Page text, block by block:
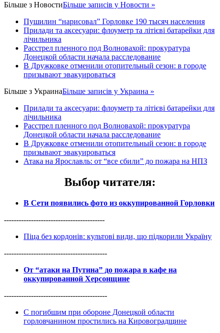
Більше з НовостиБільше записів у Новости »
Пушилин “нарисовал” Горловке 190 тысяч населения
Прилади та аксесуари: флоуметр та літієві батарейки для
лічильника
Расстрел пленного под Волновахой: прокуратура
Донецкой области начала расследование
В Дружковке отменили отопительный сезон: в городе
призывают эвакуироваться
Більше з УкраинаБільше записів у Украина »
Прилади та аксесуари: флоуметр та літієві батарейки для
лічильника
Расстрел пленного под Волновахой: прокуратура
Донецкой области начала расследование
В Дружковке отменили отопительный сезон: в городе
призывают эвакуироваться
Атака на Ярославль: от “все сбили” до пожара на НПЗ
Выбор читателя:
В Сети появились фото из оккупированной Горловки
-----------------------------------------
Піца без кордонів: культові види, що підкорили Україну
------------------------------------------
От “атаки на Путина” до пожара в кафе на
оккупированной Херсонщине
------------------------------------------
С погибшим при обороне Донецкой области
горловчанином простились на Кировоградщине